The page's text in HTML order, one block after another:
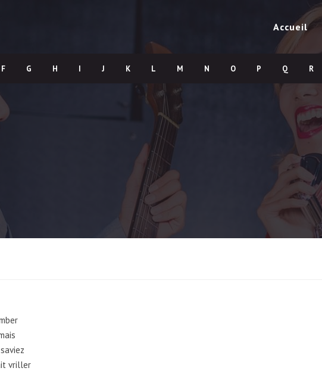
Accueil
F G H I J K L M N O P Q R
vriller